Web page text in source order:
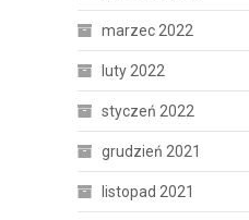
marzec 2022
luty 2022
styczeń 2022
grudzień 2021
listopad 2021